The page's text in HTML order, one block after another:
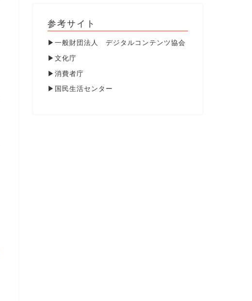
参考サイト
▶ 一般財団法人 デジタルコンテンツ協会
▶ 文化庁
▶ 消費者庁
▶ 国民生活センター